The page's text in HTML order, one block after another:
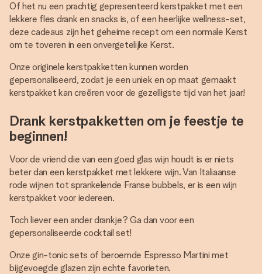
Of het nu een prachtig gepresenteerd kerstpakket met een
lekkere fles drank en snacks is, of een heerlijke wellness-set,
deze cadeaus zijn het geheime recept om een normale Kerst
om te toveren in een onvergetelijke Kerst.
Onze originele kerstpakketten kunnen worden
gepersonaliseerd, zodat je een uniek en op maat gemaakt
kerstpakket kan creëren voor de gezelligste tijd van het jaar!
Drank kerstpakketten om je feestje te
beginnen!
Voor de vriend die van een goed glas wijn houdt is er niets
beter dan een kerstpakket met lekkere wijn. Van Italiaanse
rode wijnen tot sprankelende Franse bubbels, er is een wijn
kerstpakket voor iedereen.
Toch liever een ander drankje? Ga dan voor een
gepersonaliseerde cocktail set!
Onze gin-tonic sets of beroemde Espresso Martini met
bijgevoegde glazen zijn echte favorieten.